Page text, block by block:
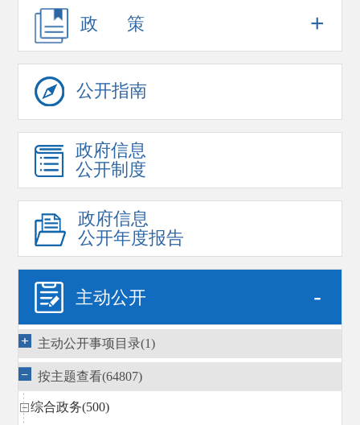
政 策 +
公开指南
政府信息
公开制度
政府信息
公开年度报告
主动公开 -
主动公开事项目录(1)
按主题查看(64807)
综合政务(500)